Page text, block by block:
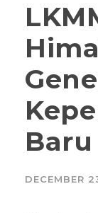
Baru
DECEMBER